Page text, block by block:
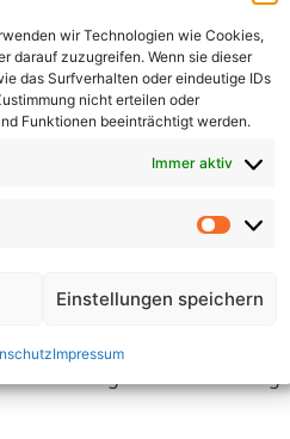
wir Technologien wie Cookies,
darauf zuzugreifen. Wenn sie dieser
das Surfverhalten oder eindeutige IDs
nicht erteilen oder
Funktionen beeinträchtigt werden.
Immer aktiv
Einstellungen speichern
Impressum
Elektrounfälle zu
Systemen frühzeitig
die zu Verletzungen
Geräte
Ihrer
Schäden an Ihren
Ihrer
zu Energieverschwendung